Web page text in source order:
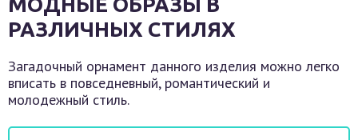
РАЗЛИЧНЫХ СТИЛЯХ
Загадочный орнамент данного изделия можно легко
вписать в повседневный, романтический и
молодежный стиль.